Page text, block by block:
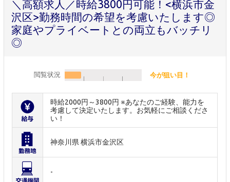
＼高額求人／時給3800円可能！<横浜市金
沢区>勤務時間の希望を考慮いたします◎
家庭やプライベートとの両立もバッチリ
◎
閲覧状況 今が狙い目！
時給2000円～3800円 ※あなたのご経験、能力を
考慮して決定いたします。お気軽にご相談くださ
い！
神奈川県 横浜市金沢区
-